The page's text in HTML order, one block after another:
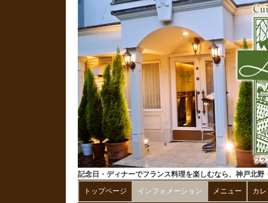
記念日・ディナーでフランス料理を楽しむなら、神戸北
トップページ
インフォメーション メニュー カ